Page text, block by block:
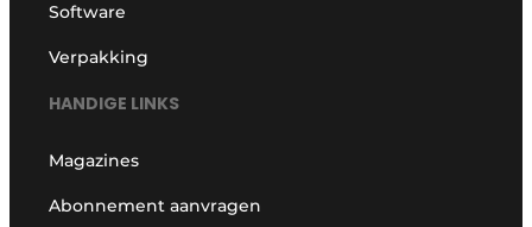
Software
Verpakking
HANDIGE LINKS
Magazines
Abonnement aanvragen